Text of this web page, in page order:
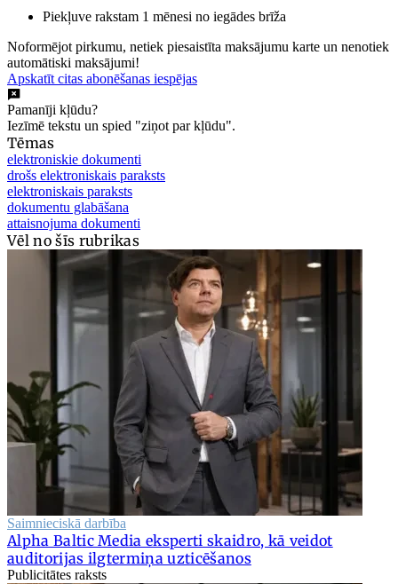
Piekļuve rakstam 1 mēnesi no iegādes brīža
Noformējot pirkumu, netiek piesaistīta maksājumu karte un nenotiek
automātiski maksājumi!
Apskatīt citas abonēšanas iespējas
Pamanīji kļūdu?
Iezīmē tekstu un spied "ziņot par kļūdu".
Tēmas
elektroniskie dokumenti
drošs elektroniskais paraksts
elektroniskais paraksts
dokumentu glabāšana
attaisnojuma dokumenti
Vēl no šīs rubrikas
Saimnieciskā darbība
Alpha Baltic Media eksperti skaidro, kā veidot
auditorijas ilgtermiņa uzticēšanos
Publicitātes raksts